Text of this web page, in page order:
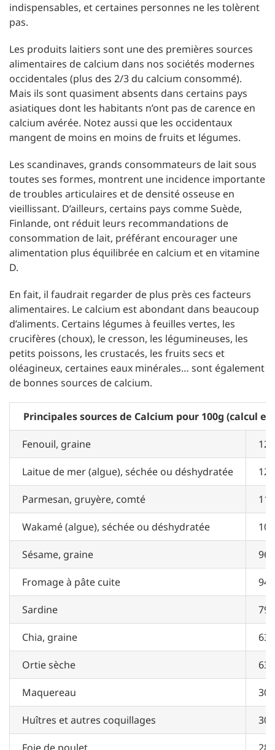
indispensables, et certaines personnes ne les tolèrent
pas.
Les produits laitiers sont une des premières sources
alimentaires de calcium dans nos sociétés modernes
occidentales (plus des 2/3 du calcium consommé).
Mais ils sont quasiment absents dans certains pays
asiatiques dont les habitants n’ont pas de carence en
calcium avérée. Notez aussi que les occidentaux
mangent de moins en moins de fruits et légumes.
Les scandinaves, grands consommateurs de lait sous
toutes ses formes, montrent une incidence importante
de troubles articulaires et de densité osseuse en
vieillissant. D’ailleurs, certains pays comme Suède,
Finlande, ont réduit leurs recommandations de
consommation de lait, préférant encourager une
alimentation plus équilibrée en calcium et en vitamine
D.
En fait, il faudrait regarder de plus près ces facteurs
alimentaires. Le calcium est abondant dans beaucoup
d’aliments. Certains légumes à feuilles vertes, les
crucifères (choux), le cresson, les légumineuses, les
petits poissons, les crustacés, les fruits secs et
oléagineux, certaines eaux minérales… sont également
de bonnes sources de calcium.
Principales sources de Calcium pour 100g (calcul
Fenouil, graine
Laitue de mer (algue), séchée ou déshydratée
Parmesan, gruyère, comté
Wakamé (algue), séchée ou déshydratée
Sésame, graine 962
Fromage à pâte cuite 946
Sardine 798
Chia, graine 631
Ortie sèche 630
Maquereau 300
Huîtres et autres coquillages